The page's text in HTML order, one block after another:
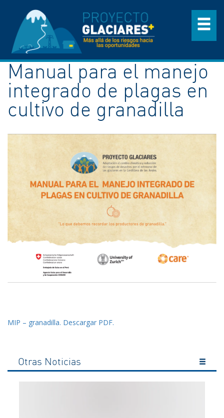
Manual para el manejo
integrado de plagas en
cultivo de granadilla
MIP – granadilla. Descargar PDF.
Otras Noticias